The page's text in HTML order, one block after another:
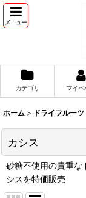
メニュー
カテゴリ マイペ
ホーム > ドライフルーツ
カシス
砂糖不使用の貴重
シスを特価販売